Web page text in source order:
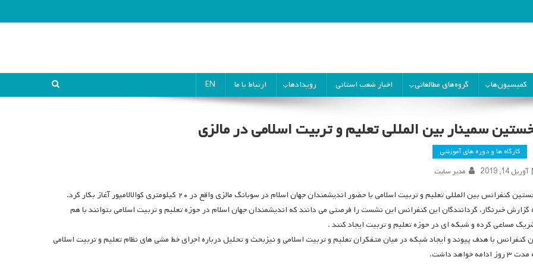
کمیسیون‌ها گروه‌های مطالعاتی اخبار شعب استانی رویدادها ارتباط با ما EN
سمینار بین المللی تعلیم و تربیت اسلامی در مالزی
کارگاه ها و دوره های آموزشی
آوریل 14, 2019 مدیر سایت
کنفرانس بین المللی تعلیم و تربیت اسلامی با حضور اندیشمندان جهان اسلام در سوبانگ مالزی واقع در ۲۰ کیلومتری کوالالامپور آغاز بکار کرد.
گزارش خبرنگار، گردانندگان این کنفرانس این نشست را فرصتی می دانند که اندیشمندان جهان اسلام در حوزه تعلیم و تربیت اسلامی بتوانند با هم
مساعی کرده و شبکه ای در حوزه تعلیم و تربیت ایجاد کنند .
کنفرانس با هدف پیوند و ایجاد شبکه در میان متفکران تعلیم و تربیت اسلامی و نیزبحث و تحلیل درباره اجرای خط مشی های نظام تعلیم و تربیت اسلامی
ادامه خواهد داشت.